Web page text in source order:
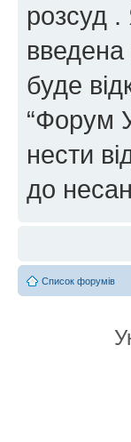
розсуд
введена
буде
“Форум
нести
до
Список форумів